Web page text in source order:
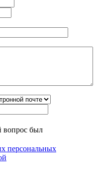
вопрос был
персональных